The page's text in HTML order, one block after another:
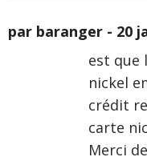
par baranger - 20
est que
nickel
crédit
carte
Merci